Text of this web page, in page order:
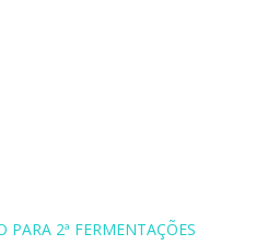
PARA 2ª FERMENTAÇÕES